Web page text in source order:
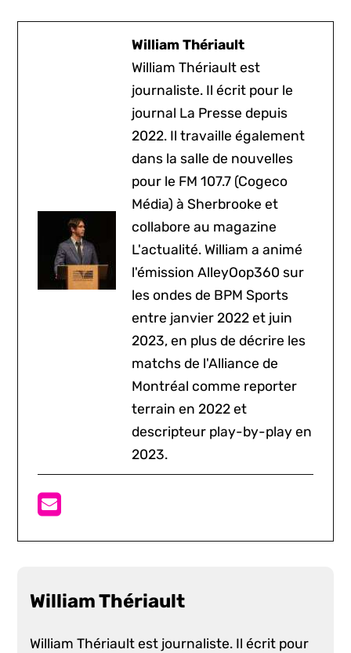
William Thériault
William Thériault est
journaliste. Il écrit pour le
journal La Presse depuis
2022. Il travaille également
dans la salle de nouvelles
pour le FM 107.7 (Cogeco
Média) à Sherbrooke et
collabore au magazine
L'actualité. William a animé
l'émission AlleyOop360 sur
les ondes de BPM Sports
entre janvier 2022 et juin
2023, en plus de décrire les
matchs de l'Alliance de
Montréal comme reporter
terrain en 2022 et
descripteur play-by-play en
2023.
William Thériault
William Thériault est journaliste. Il écrit pour